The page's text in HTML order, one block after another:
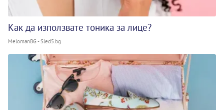
Как да използвате тоника за лице?
MelomanBG - Sled5.bg